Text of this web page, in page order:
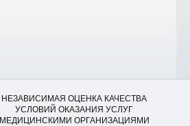
НЕЗАВИСИМАЯ ОЦЕНКА КАЧЕСТВА
УСЛОВИЙ ОКАЗАНИЯ УСЛУГ
МЕДИЦИНСКИМИ ОРГАНИЗАЦИЯМИ